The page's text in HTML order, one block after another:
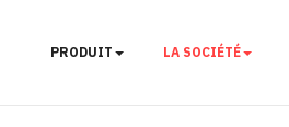
PRODUIT LA SOCIÉTÉ